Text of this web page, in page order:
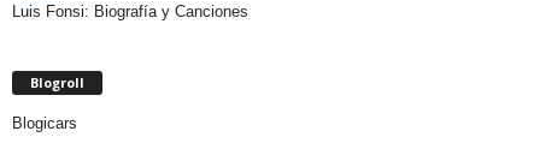
Luis Fonsi: Biografía y Canciones
Blogroll
Blogicars